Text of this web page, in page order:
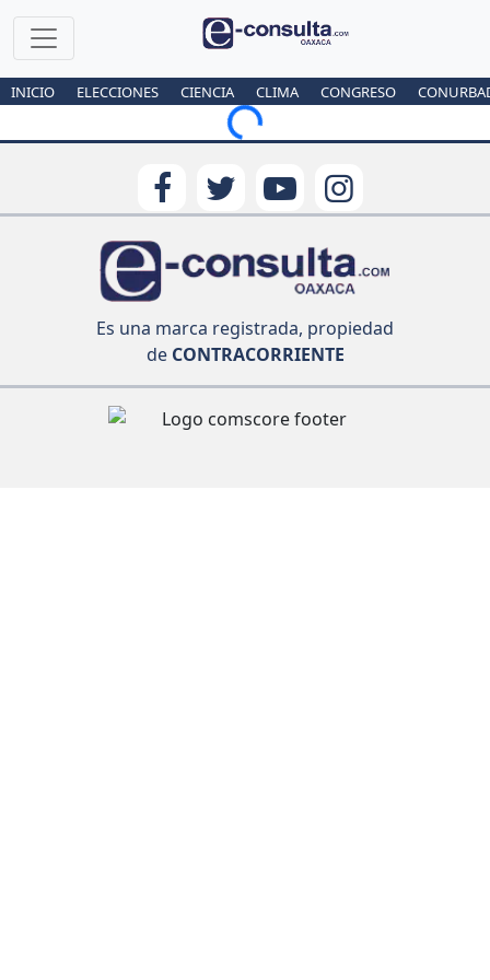
INICIO ELECCIONES CIENCIA CLIMA CONGRESO
Loading...
Es una marca registrada, propiedad
deCONTRACORRIENTE